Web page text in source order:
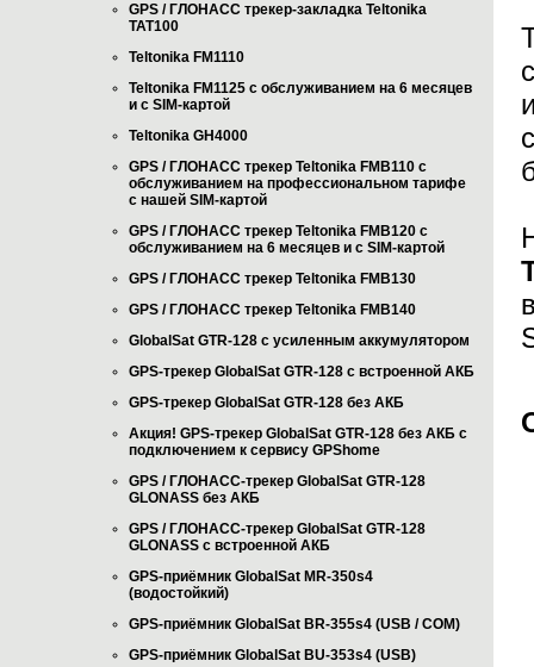
GPS / ГЛОНАСС трекер-закладка Teltonika
TAT100
Teltonika FM1110
Teltonika FM1125 с обслуживанием на 6 месяцев
и с SIM-картой
Teltonika GH4000
GPS / ГЛОНАСС трекер Teltonika FMB110 с
обслуживанием на профессиональном тарифе
с нашей SIM-картой
GPS / ГЛОНАСС трекер Teltonika FMB120 с
обслуживанием на 6 месяцев и с SIM-картой
GPS / ГЛОНАСС трекер Teltonika FMB130
GPS / ГЛОНАСС трекер Teltonika FMB140
GlobalSat GTR-128 с усиленным аккумулятором
GPS-трекер GlobalSat GTR-128 с встроенной АКБ
GPS-трекер GlobalSat GTR-128 без АКБ
Акция! GPS-трекер GlobalSat GTR-128 без АКБ с
подключением к сервису GPShome
GPS / ГЛОНАСС-трекер GlobalSat GTR-128
GLONASS без АКБ
GPS / ГЛОНАСС-трекер GlobalSat GTR-128
GLONASS с встроенной АКБ
GPS-приёмник GlobalSat MR-350s4
(водостойкий)
GPS-приёмник GlobalSat BR-355s4 (USB / COM)
GPS-приёмник GlobalSat BU-353s4 (USB)